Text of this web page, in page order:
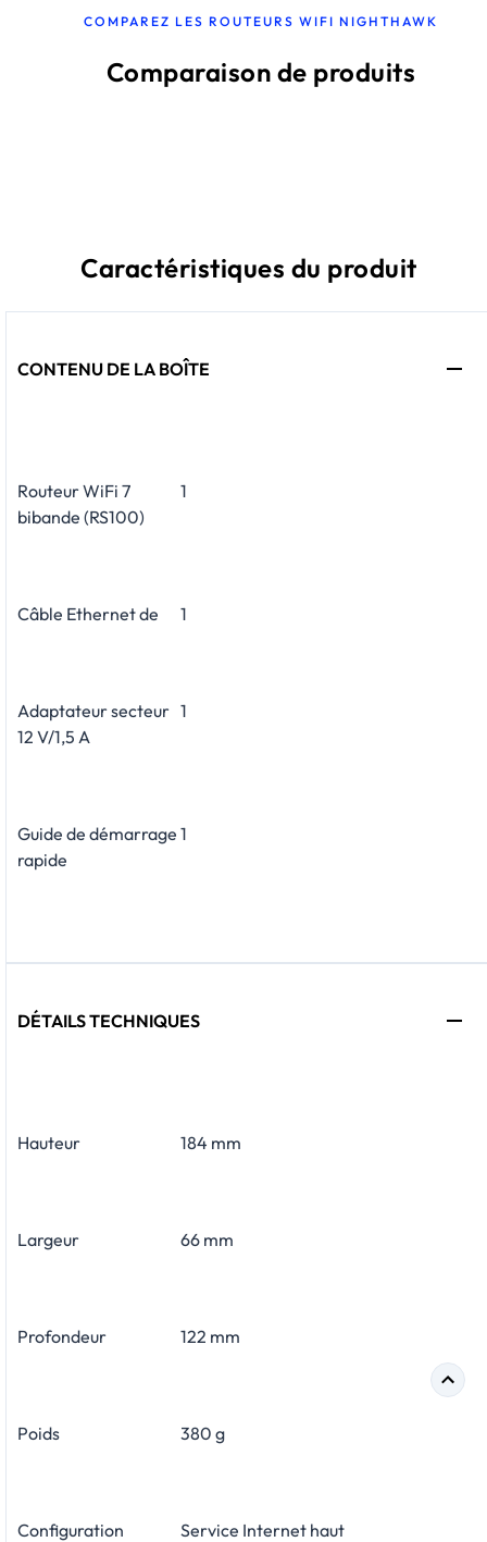
COMPAREZ LES ROUTEURS WIFI NIGHTHAWK
Comparaison de produits
Caractéristiques du produit
CONTENU DE LA BOÎTE
Routeur WiFi 7
bibande (RS100)
1
Câble Ethernet de 1
Adaptateur secteur
12 V/1,5 A
1
Guide de démarrage
rapide
1
DÉTAILS TECHNIQUES
Hauteur 184 mm
Largeur 66 mm
Profondeur 122 mm
Poids 380 g
Configuration
Service Internet haut